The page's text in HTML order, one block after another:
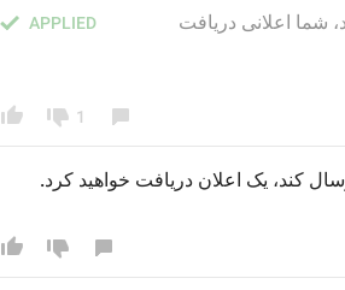
APPLIED
1
کند، یک اعلان دریافت خواهید کرد.